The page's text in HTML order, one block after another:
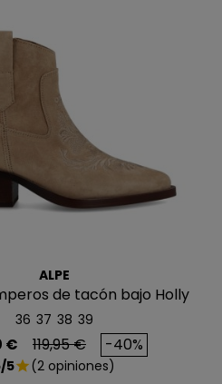
ALPE
de tacón bajo Holly
36 37 38 39
€ Precio base
119,95 € -40%
5star(2 opiniones)